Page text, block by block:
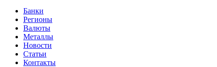
Банки
Регионы
Валюты
Металлы
Новости
Статьи
Контакты